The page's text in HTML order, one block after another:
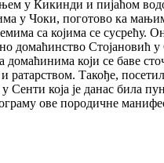
у Кикинди и пијаћом
у Чоки, поготово ка
са којима се сусрећу.
домаћинство Стојановић у
домаћинима који се баве
ратарством. Такође,
Сенти која је данас била
ове породичне